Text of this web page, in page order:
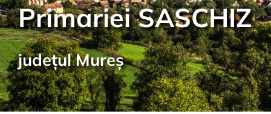
Primariei SASCHIZ
județul Mureș